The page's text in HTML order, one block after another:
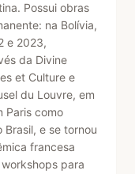
Possui obras
na Bolívia,
e 2023,
da Divine
et Culture e
du Louvre, em
Paris como
e se tornou
francesa
para